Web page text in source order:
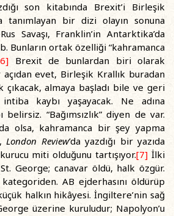
son kitabında Brexit’i Birleşik
tanımlayan bir dizi olayın sonuna
Savaşı, Franklin’in Antarktika’da
Bunların ortak özelliği “kahramanca
Brexit de bunlardan biri olarak
evet, Birleşik Krallık buradan
almaya başladı bile ve geri
kaybı yaşayacak. Ne adına
belirsiz. “Bağımsızlık” diyen de var.
olsa, kahramanca bir şey yapma
London Review’da yazdığı bir yazıda
miti olduğunu tartışıyor.[7] İlki
George; canavar öldü, halk özgür.
AB ejderhasını öldürüp
halkın hikâyesi. İngiltere’nin sağ
üzerine kuruludur; Napolyon’u